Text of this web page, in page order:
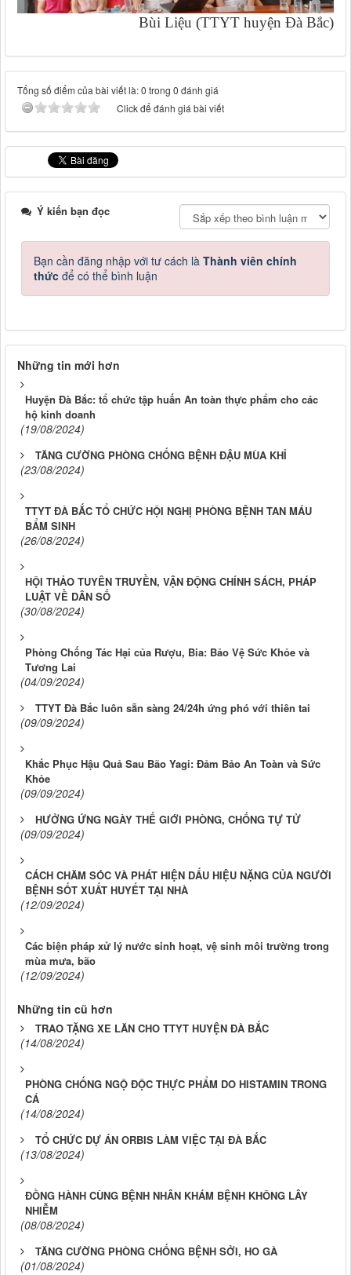
Bùi Liệu (TTYT huyện Đà Bắc)
Tổng số điểm của bài viết là: 0 trong 0 đánh giá
Click để đánh giá bài viết
Ý kiến bạn đọc
Bạn cần đăng nhập với tư cách là Thành viên chính
thức để có thể bình luận
Những tin mới hơn
Huyện Đà Bắc: tổ chức tập huấn An toàn thực phẩm cho các
hộ kinh doanh
(19/08/2024)
TĂNG CƯỜNG PHÒNG CHỐNG BỆNH ĐẬU MÙA KHỈ
(23/08/2024)
TTYT ĐÀ BẮC TỔ CHỨC HỘI NGHỊ PHÒNG BỆNH TAN MÁU
BẨM SINH
(26/08/2024)
HỘI THẢO TUYÊN TRUYỀN, VẬN ĐỘNG CHÍNH SÁCH, PHÁP
LUẬT VỀ DÂN SỐ
(30/08/2024)
Phòng Chống Tác Hại của Rượu, Bia: Bảo Vệ Sức Khỏe và
Tương Lai
(04/09/2024)
TTYT Đà Bắc luôn sẵn sàng 24/24h ứng phó với thiên tai
(09/09/2024)
Khắc Phục Hậu Quả Sau Bão Yagi: Đảm Bảo An Toàn và Sức
Khỏe
(09/09/2024)
HƯỞNG ỨNG NGÀY THẾ GIỚI PHÒNG, CHỐNG TỰ TỬ
(09/09/2024)
CÁCH CHĂM SÓC VÀ PHÁT HIỆN DẤU HIỆU NẶNG CỦA NGƯỜI
BỆNH SỐT XUẤT HUYẾT TẠI NHÀ
(12/09/2024)
Các biện pháp xử lý nước sinh hoạt, vệ sinh môi trường trong
mùa mưa, bão
(12/09/2024)
Những tin cũ hơn
TRAO TẶNG XE LĂN CHO TTYT HUYỆN ĐÀ BẮC
(14/08/2024)
PHÒNG CHỐNG NGỘ ĐỘC THỰC PHẨM DO HISTAMIN TRONG
CÁ
(14/08/2024)
TỔ CHỨC DỰ ÁN ORBIS LÀM VIỆC TẠI ĐÀ BẮC
(13/08/2024)
ĐỒNG HÀNH CÙNG BỆNH NHÂN KHÁM BỆNH KHÔNG LÂY
NHIỄM
(08/08/2024)
TĂNG CƯỜNG PHÒNG CHỐNG BỆNH SỞI, HO GÀ
(01/08/2024)